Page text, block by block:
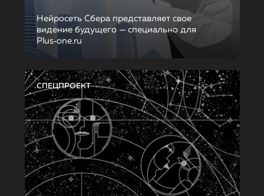
Нейросеть Сбера представляет свое
видение будущего — специально для
Plus‑one.ru
СПЕЦПРОЕКТ